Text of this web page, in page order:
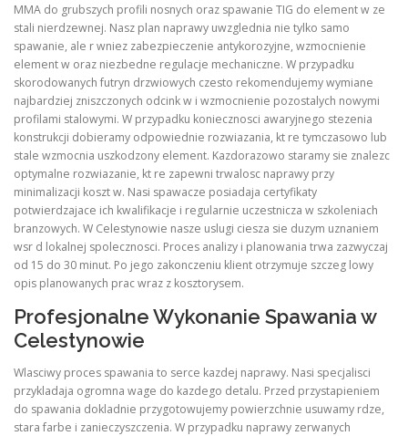
MMA do grubszych profili nosnych oraz spawanie TIG do element w ze
stali nierdzewnej. Nasz plan naprawy uwzglednia nie tylko samo
spawanie, ale r wniez zabezpieczenie antykorozyjne, wzmocnienie
element w oraz niezbedne regulacje mechaniczne. W przypadku
skorodowanych futryn drzwiowych czesto rekomendujemy wymiane
najbardziej zniszczonych odcink w i wzmocnienie pozostalych nowymi
profilami stalowymi. W przypadku koniecznosci awaryjnego stezenia
konstrukcji dobieramy odpowiednie rozwiazania, kt re tymczasowo lub
stale wzmocnia uszkodzony element. Kazdorazowo staramy sie znalezc
optymalne rozwiazanie, kt re zapewni trwalosc naprawy przy
minimalizacji koszt w. Nasi spawacze posiadaja certyfikaty
potwierdzajace ich kwalifikacje i regularnie uczestnicza w szkoleniach
branzowych. W Celestynowie nasze uslugi ciesza sie duzym uznaniem
wsr d lokalnej spolecznosci. Proces analizy i planowania trwa zazwyczaj
od 15 do 30 minut. Po jego zakonczeniu klient otrzymuje szczeg lowy
opis planowanych prac wraz z kosztorysem.
Profesjonalne Wykonanie Spawania w
Celestynowie
Wlasciwy proces spawania to serce kazdej naprawy. Nasi specjalisci
przykladaja ogromna wage do kazdego detalu. Przed przystapieniem
do spawania dokladnie przygotowujemy powierzchnie usuwamy rdze,
stara farbe i zanieczyszczenia. W przypadku naprawy zerwanych